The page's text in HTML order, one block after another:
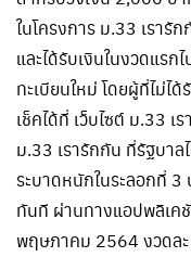
ในโครงการ ม.33 เรารั
และได้รับเงินในงวดแรก
ทะเบียนใหม่ โดยผู้ที่ไม่ไ
เช็คได้ที่ เว็บไซต์ ม.33
ม.33 เรารักกัน ที่รัฐบา
ระบาดหนักในระลอกที่ 3
ทันที ผ่านทางแอปพลิเค
พฤษภาคม 2564 งวดละ